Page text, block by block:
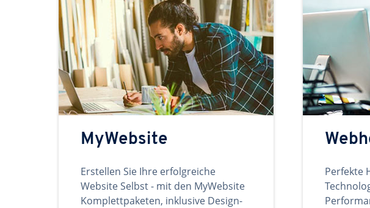
MyWebsite
Erstellen Sie Ihre erfolgreiche
Website Selbst - mit den MyWebsite
Komplettpaketen, inklusive Design-
Perfekte